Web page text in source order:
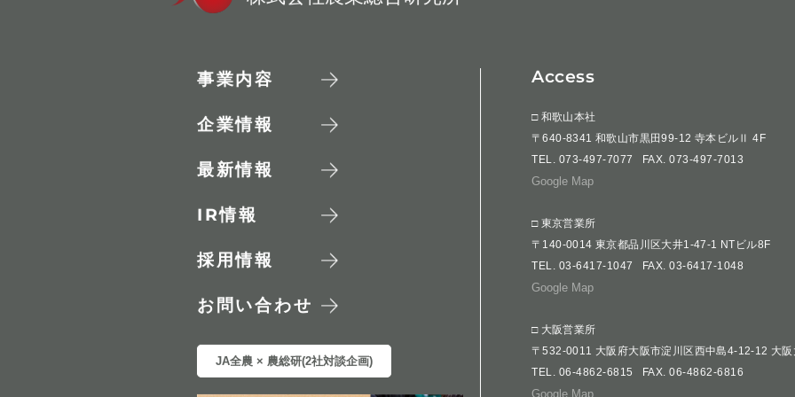
事業内容
企業情報
最新情報
IR情報
採用情報
お問い合わせ
JA全農 × 農総研(2社対談企画)
Access
□ 和歌山本社
〒640-8341 和歌山市黒田99-12 寺本ビルⅡ 4F
TEL. 073-497-7077 FAX. 073-497-7013
Google Map
□ 東京営業所
〒140-0014 東京都品川区大井1-47-1 NTビル8F
TEL. 03-6417-1047 FAX. 03-6417-1048
Google Map
□ 大阪営業所
〒532-0011 大阪府大阪市淀川区西中島4-12-12 大
TEL. 06-4862-6815 FAX. 06-4862-6816
Google Map